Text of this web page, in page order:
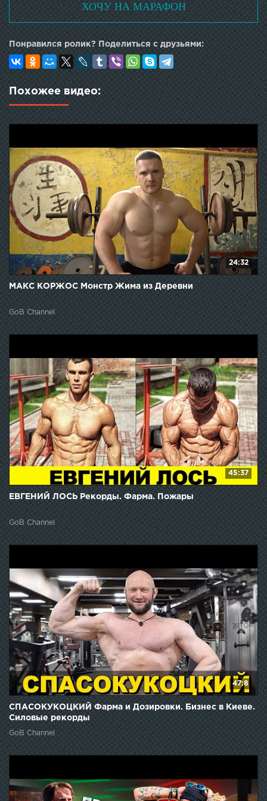
ХОЧУ НА МАРАФОН
Понравился ролик? Поделиться с друзьями:
Похожее видео:
24:32
МАКС КОРЖОС Монстр Жима из Деревни
GoB Channel
45:37
ЕВГЕНИЙ ЛОСЬ Рекорды. Фарма. Пожары
GoB Channel
47:8
СПАСОКУКОЦКИЙ Фарма и Дозировки. Бизнес в Киеве.
Силовые рекорды
GoB Channel